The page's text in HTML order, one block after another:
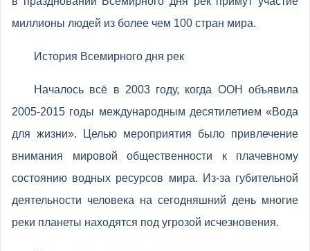
миллионы людей из более чем 100 стран мира.
История Всемирного дня рек
Началось всё в 2003 году, когда ООН объявила
2005-2015 годы международным десятилетием «Вода
для жизни». Целью мероприятия было привлечение
внимания мировой общественности к плачевному
состоянию водных ресурсов мира. Из-за губительной
деятельности человека на сегодняшний день многие
реки планеты находятся под угрозой исчезновения.